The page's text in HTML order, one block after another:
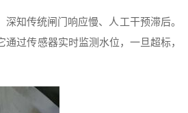
知传统闸门响应慢、人工干预滞后。
过传感器实时监测水位，一旦超标，